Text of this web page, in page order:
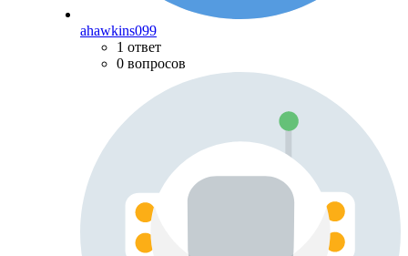
ahawkins099
1 ответ
0 вопросов